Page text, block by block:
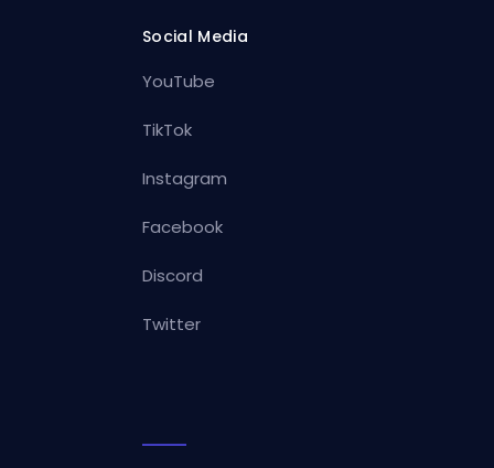
Social Media
YouTube
TikTok
Instagram
Facebook
Discord
Twitter